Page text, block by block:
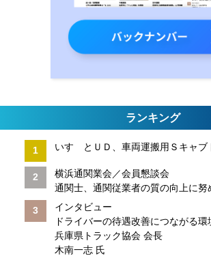
ランキング
いすゞとＵＤ、車両運搬用Ｓキャブ
横浜通関業会／会員懇談会
通関士、通関従業者の質の向上に努
インタビュー
ドライバーの待遇改善につながる環
兵庫県トラック協会 会長
木南一志 氏